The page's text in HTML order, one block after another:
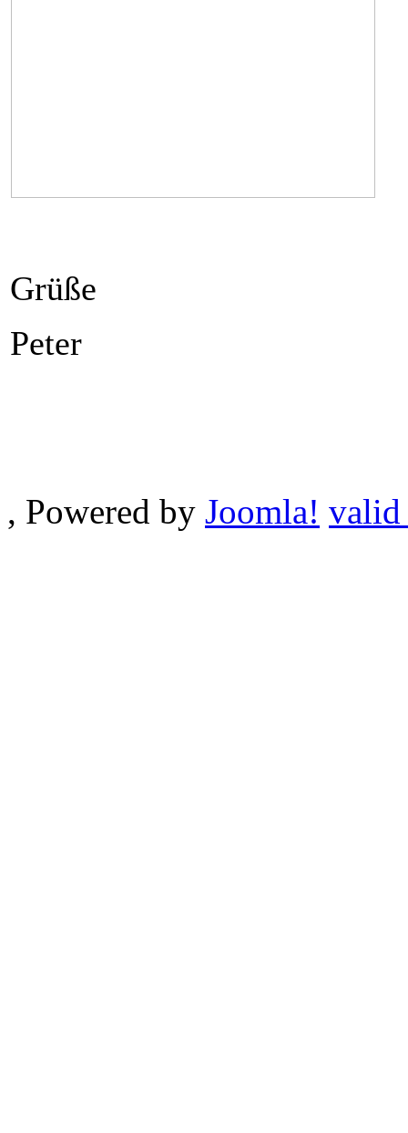
Grüße
Peter
, Powered by Joomla!